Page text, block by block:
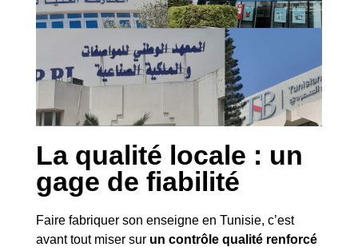
La qualité locale : un
gage de fiabilité
Faire fabriquer son enseigne en Tunisie, c’est
avant tout miser sur un contrôle qualité renforcé